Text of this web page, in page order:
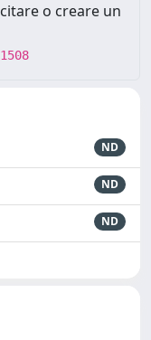
o creare un
ND
ND
ND